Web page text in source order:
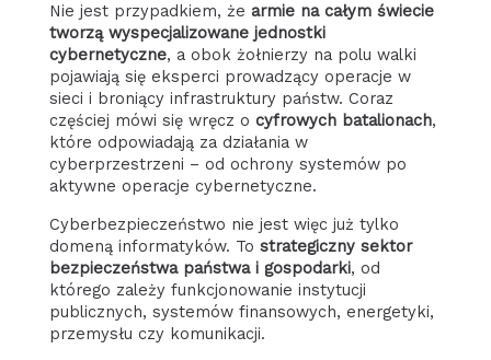
Nie jest przypadkiem, że armie na całym świecie
tworzą wyspecjalizowane jednostki
cybernetyczne, a obok żołnierzy na polu walki
pojawiają się eksperci prowadzący operacje w
sieci i broniący infrastruktury państw. Coraz
częściej mówi się wręcz o cyfrowych batalionach,
które odpowiadają za działania w
cyberprzestrzeni – od ochrony systemów po
aktywne operacje cybernetyczne.
Cyberbezpieczeństwo nie jest więc już tylko
domeną informatyków. To strategiczny sektor
bezpieczeństwa państwa i gospodarki, od
którego zależy funkcjonowanie instytucji
publicznych, systemów finansowych, energetyki,
przemysłu czy komunikacji.